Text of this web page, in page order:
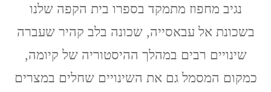
הקפה
/
מחפוז
נגיב מחפוז מתמקד בספרו בית הקפה שלנו
בשכונת אל עבאסייה, שכונה בלב קהיר שעברה
שינויים רבים במהלך ההיסטוריה של קיומה,
כמקום המסמל גם את השינויים שחלים במצרים